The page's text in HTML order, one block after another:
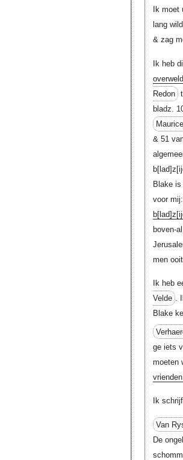
Ik
lang
& zag
Ik heb
Redon
bladz.
& 51
Blake is
voor
boven-
men
Ik heb
Velde .
Blake
ge iets
moeten
Ik
Van
De